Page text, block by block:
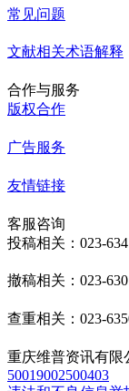
常见问题
文献相关术语解释
合作与服务
版权合作
广告服务
友情链接
客服咨询
投稿相关：023-
撤稿相关：023-
查重相关：023-
重庆维普资讯有限
50019002500403